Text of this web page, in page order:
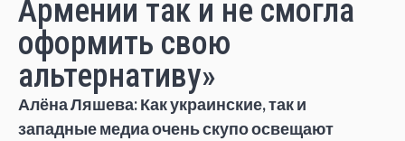
Армении так и не смогла
оформить свою
альтернативу»
Алёна Ляшева: Как украинские, так и
западные медиа очень скупо освещают